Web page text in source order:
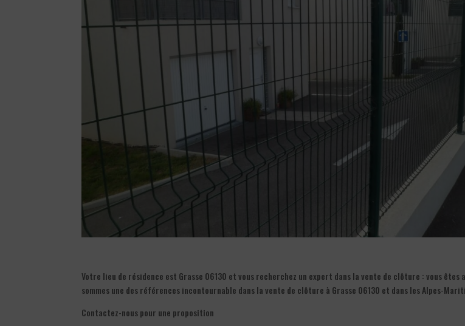
Votre lieu de résidence est Grasse 06130 et vous recherchez un expert dans la vente de clôture : vous êtes
sommes une des références incontournable dans la vente de clôture à Grasse 06130 et dans les Alpes-
Contactez-nous pour une proposition